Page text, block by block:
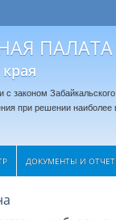
ПАЛАТА
законом
при решении
ДОКУМЕНТЫ И